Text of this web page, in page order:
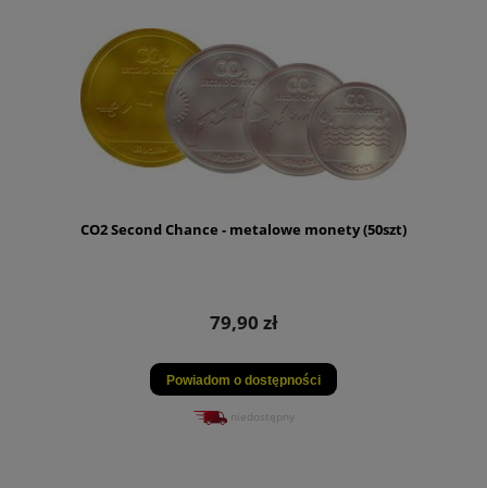
CO2 Second Chance - metalowe monety (50szt)
79,90 zł
Powiadom o dostępności
niedostępny